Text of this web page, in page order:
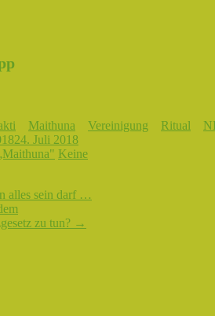
Maithuna Vereinigung Ritual
24. Juli 2018
Keine
alles sein darf …
zu tun? →